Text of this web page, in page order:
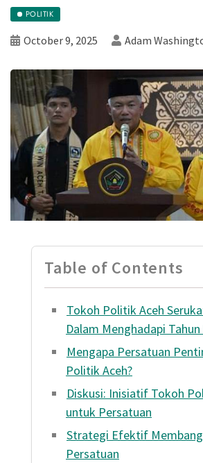
POLITIK
October 9, 2025 Adam
Table of Contents
Tokoh Politik Aceh
Dalam Menghadapi
Mengapa Persatuan
Politik Aceh?
Diskusi: Inisiatif Tokoh
untuk Persatuan
Strategi Efektif
Persatuan